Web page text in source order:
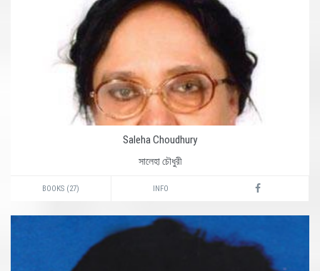
Saleha Choudhury
সালেহা চৌধুরী
BOOKS (27) INFO